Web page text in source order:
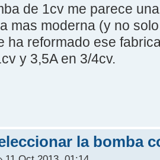
de 1cv me parece
mas moderna (y no
ha reformado ese
y 3,5A en 3/4cv.
la bomba